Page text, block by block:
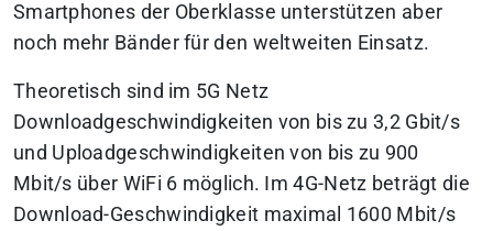
Smartphones der Oberklasse unterstützen aber
noch mehr Bänder für den weltweiten Einsatz.
Theoretisch sind im 5G Netz
Downloadgeschwindigkeiten von bis zu 3,2 Gbit/s
und Uploadgeschwindigkeiten von bis zu 900
Mbit/s über WiFi 6 möglich. Im 4G-Netz beträgt die
Download-Geschwindigkeit maximal 1600 Mbit/s